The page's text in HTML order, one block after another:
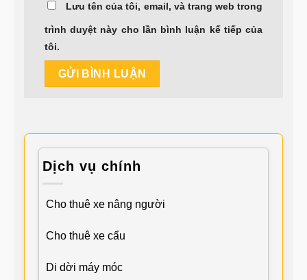
Lưu tên của tôi, email, và trang web trong
trình duyệt này cho lần bình luận kế tiếp của
tôi.
Dịch vụ chính
Cho thuê xe nâng người
Cho thuê xe cẩu
Di dời máy móc